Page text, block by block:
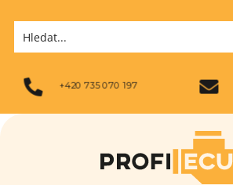
+420 735 070 197